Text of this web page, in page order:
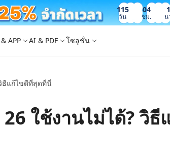
115
วัน
04
ชม. น
4DDiG Video Repair
ง่ายดาย ย้าย Whatsapp ระหว่าง Android & iPhone
APP
ใช้รหัสผ่าน ปลดล็อค Android และ bypass FRP
AI & PDF
ลบไฟล์ซ้ำด้วย AI
โซลูชั่น
FRP Bypass
กู้คืนรูปภาพของ iPhone
ธีแก้ไขดีที่สุดที่นี่
ใช้งานไม่ได้? วิธี